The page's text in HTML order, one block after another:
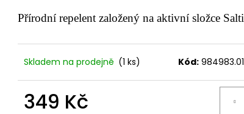
hvězdiček.
Přírodní repelent založený na aktivní složce
Skladem na prodejně (1 ks) Kód: 984983.01
349 Kč